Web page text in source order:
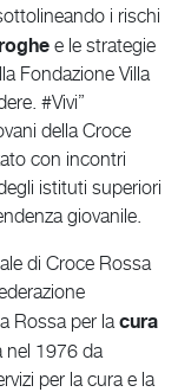
i rischi
e le strategie
Fondazione Villa
#Vivi”
della Croce
con incontri
istituti superiori
giovanile.
di Croce Rossa
Rossa per lacura
nel 1976 da
per la cura e la